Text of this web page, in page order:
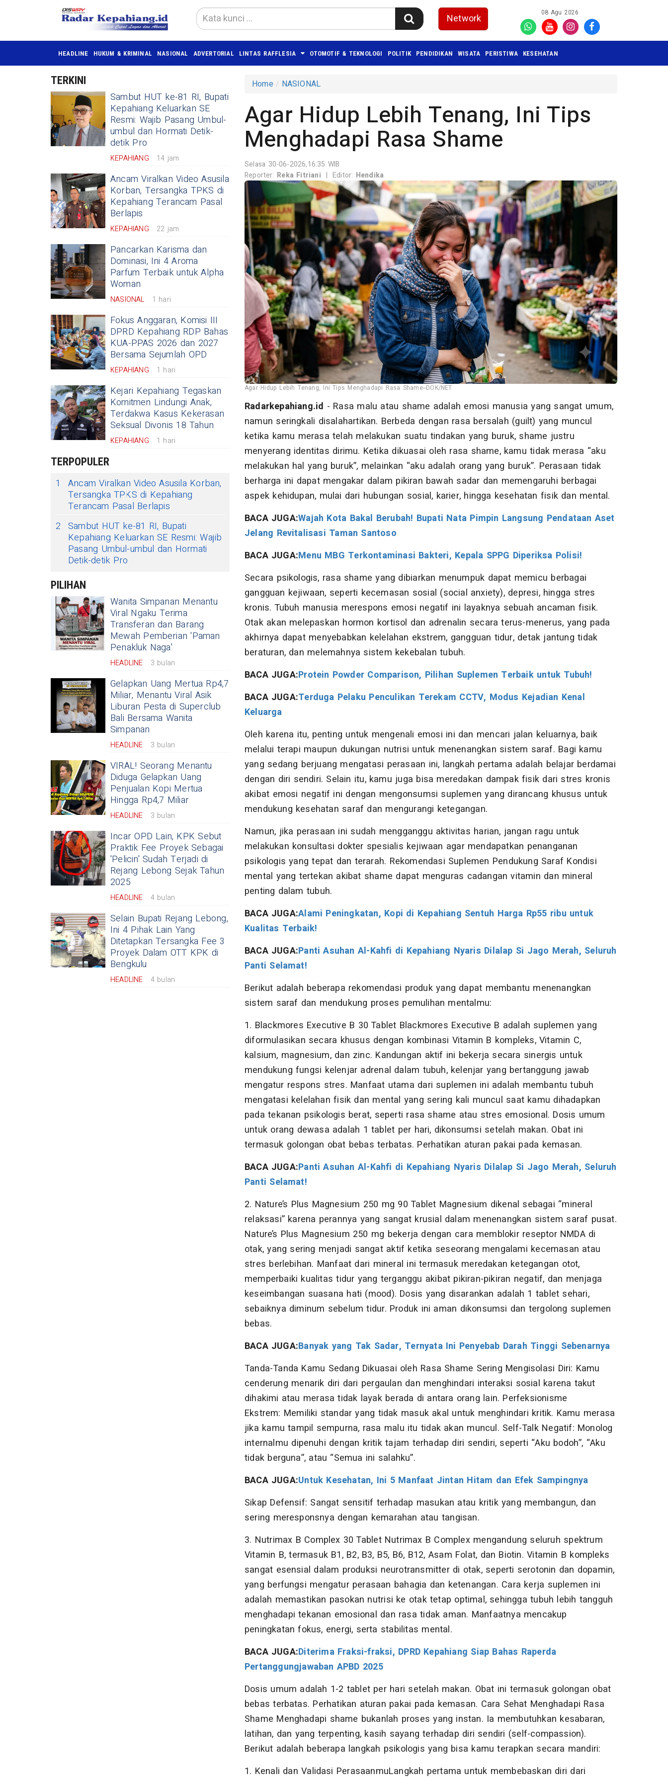
Network 08 Agu 2026
HEADLINE HUKUM & KRIMINAL NASIONAL ADVERTORIAL LINTAS RAFFLESIA OTOMOTIF & TEKNOLOGI POLITIK PENDIDIKAN WISATA PERISTIWA KESEHATAN
TERKINI
Sambut HUT ke-81 RI, Bupati
Kepahiang Keluarkan SE
Resmi: Wajib Pasang Umbul-
umbul dan Hormati Detik-
detik Pro
KEPAHIANG 14 jam
​Ancam Viralkan Video Asusila
Korban, Tersangka TPKS di
Kepahiang Terancam Pasal
Berlapis
KEPAHIANG 22 jam
Pancarkan Karisma dan
Dominasi, Ini 4 Aroma
Parfum Terbaik untuk Alpha
Woman
NASIONAL 1 hari
Fokus Anggaran, Komisi III
DPRD Kepahiang RDP Bahas
KUA-PPAS 2026 dan 2027
Bersama Sejumlah OPD
KEPAHIANG 1 hari
Kejari Kepahiang Tegaskan
Komitmen Lindungi Anak,
Terdakwa Kasus Kekerasan
Seksual Divonis 18 Tahun
KEPAHIANG 1 hari
TERPOPULER
1
​Ancam Viralkan Video Asusila Korban,
Tersangka TPKS di Kepahiang
Terancam Pasal Berlapis
2 Sambut HUT ke-81 RI, Bupati
Kepahiang Keluarkan SE Resmi: Wajib
Pasang Umbul-umbul dan Hormati
Detik-detik Pro
PILIHAN
Wanita Simpanan Menantu
Viral Ngaku Terima
Transferan dan Barang
Mewah Pemberian 'Paman
Penakluk Naga'
HEADLINE 3 bulan
Gelapkan Uang Mertua Rp4,7
Miliar, Menantu Viral Asik
Liburan Pesta di Superclub
Bali Bersama Wanita
Simpanan
HEADLINE 3 bulan
VIRAL! Seorang Menantu
Diduga Gelapkan Uang
Penjualan Kopi Mertua
Hingga Rp4,7 Miliar
HEADLINE 3 bulan
Incar OPD Lain, KPK Sebut
Praktik Fee Proyek Sebagai
'Pelicin' Sudah Terjadi di
Rejang Lebong Sejak Tahun
2025
HEADLINE 4 bulan
Selain Bupati Rejang Lebong,
Ini 4 Pihak Lain Yang
Ditetapkan Tersangka Fee 3
Proyek Dalam OTT KPK di
Bengkulu
HEADLINE 4 bulan
Home NASIONAL
Agar Hidup Lebih Tenang, Ini Tips
Menghadapi Rasa Shame
Selasa 30-06-2026,16:35 WIB
Reporter: Reka Fitriani | Editor: Hendika
Agar Hidup Lebih Tenang, Ini Tips Menghadapi Rasa Shame--DOK/NET
Radarkepahiang.id - Rasa malu atau shame adalah emosi manusia yang sangat umum,
namun seringkali disalahartikan. Berbeda dengan rasa bersalah (guilt) yang muncul
ketika kamu merasa telah melakukan suatu tindakan yang buruk, shame justru
menyerang identitas dirimu. Ketika dikuasai oleh rasa shame, kamu tidak merasa “aku
melakukan hal yang buruk”, melainkan “aku adalah orang yang buruk”. Perasaan tidak
berharga ini dapat mengakar dalam pikiran bawah sadar dan memengaruhi berbagai
aspek kehidupan, mulai dari hubungan sosial, karier, hingga kesehatan fisik dan mental.
BACA JUGA:Wajah Kota Bakal Berubah! Bupati Nata Pimpin Langsung Pendataan Aset
Jelang Revitalisasi Taman Santoso
BACA JUGA:Menu MBG Terkontaminasi Bakteri, Kepala SPPG Diperiksa Polisi!
Secara psikologis, rasa shame yang dibiarkan menumpuk dapat memicu berbagai
gangguan kejiwaan, seperti kecemasan sosial (social anxiety), depresi, hingga stres
kronis. Tubuh manusia merespons emosi negatif ini layaknya sebuah ancaman fisik.
Otak akan melepaskan hormon kortisol dan adrenalin secara terus-menerus, yang pada
akhirnya dapat menyebabkan kelelahan ekstrem, gangguan tidur, detak jantung tidak
beraturan, dan melemahnya sistem kekebalan tubuh.
BACA JUGA:Protein Powder Comparison, Pilihan Suplemen Terbaik untuk Tubuh!
BACA JUGA:Terduga Pelaku Penculikan Terekam CCTV, Modus Kejadian Kenal
Keluarga
Oleh karena itu, penting untuk mengenali emosi ini dan mencari jalan keluarnya, baik
melalui terapi maupun dukungan nutrisi untuk menenangkan sistem saraf. Bagi kamu
yang sedang berjuang mengatasi perasaan ini, langkah pertama adalah belajar berdamai
dengan diri sendiri. Selain itu, kamu juga bisa meredakan dampak fisik dari stres kronis
akibat emosi negatif ini dengan mengonsumsi suplemen yang dirancang khusus untuk
mendukung kesehatan saraf dan mengurangi ketegangan.
Namun, jika perasaan ini sudah mengganggu aktivitas harian, jangan ragu untuk
melakukan konsultasi dokter spesialis kejiwaan agar mendapatkan penanganan
psikologis yang tepat dan terarah. Rekomendasi Suplemen Pendukung Saraf Kondisi
mental yang tertekan akibat shame dapat menguras cadangan vitamin dan mineral
penting dalam tubuh.
BACA JUGA:Alami Peningkatan, Kopi di Kepahiang Sentuh Harga Rp55 ribu untuk
Kualitas Terbaik!
BACA JUGA:Panti Asuhan Al-Kahfi di Kepahiang Nyaris Dilalap Si Jago Merah, Seluruh
Panti Selamat!
Berikut adalah beberapa rekomendasi produk yang dapat membantu menenangkan
sistem saraf dan mendukung proses pemulihan mentalmu:
1. Blackmores Executive B 30 Tablet Blackmores Executive B adalah suplemen yang
diformulasikan secara khusus dengan kombinasi Vitamin B kompleks, Vitamin C,
kalsium, magnesium, dan zinc. Kandungan aktif ini bekerja secara sinergis untuk
mendukung fungsi kelenjar adrenal dalam tubuh, kelenjar yang bertanggung jawab
mengatur respons stres. Manfaat utama dari suplemen ini adalah membantu tubuh
mengatasi kelelahan fisik dan mental yang sering kali muncul saat kamu dihadapkan
pada tekanan psikologis berat, seperti rasa shame atau stres emosional. Dosis umum
untuk orang dewasa adalah 1 tablet per hari, dikonsumsi setelah makan. Obat ini
termasuk golongan obat bebas terbatas. Perhatikan aturan pakai pada kemasan.
BACA JUGA:Panti Asuhan Al-Kahfi di Kepahiang Nyaris Dilalap Si Jago Merah, Seluruh
Panti Selamat!
2. Nature’s Plus Magnesium 250 mg 90 Tablet Magnesium dikenal sebagai “mineral
relaksasi” karena perannya yang sangat krusial dalam menenangkan sistem saraf pusat.
Nature’s Plus Magnesium 250 mg bekerja dengan cara memblokir reseptor NMDA di
otak, yang sering menjadi sangat aktif ketika seseorang mengalami kecemasan atau
stres berlebihan. Manfaat dari mineral ini termasuk meredakan ketegangan otot,
memperbaiki kualitas tidur yang terganggu akibat pikiran-pikiran negatif, dan menjaga
keseimbangan suasana hati (mood). Dosis yang disarankan adalah 1 tablet sehari,
sebaiknya diminum sebelum tidur. Produk ini aman dikonsumsi dan tergolong suplemen
bebas.
BACA JUGA:Banyak yang Tak Sadar, Ternyata Ini Penyebab Darah Tinggi Sebenarnya
Tanda-Tanda Kamu Sedang Dikuasai oleh Rasa Shame Sering Mengisolasi Diri: Kamu
cenderung menarik diri dari pergaulan dan menghindari interaksi sosial karena takut
dihakimi atau merasa tidak layak berada di antara orang lain. Perfeksionisme
Ekstrem: Memiliki standar yang tidak masuk akal untuk menghindari kritik. Kamu merasa
jika kamu tampil sempurna, rasa malu itu tidak akan muncul. Self-Talk Negatif: Monolog
internalmu dipenuhi dengan kritik tajam terhadap diri sendiri, seperti “Aku bodoh”, “Aku
tidak berguna”, atau “Semua ini salahku”.
BACA JUGA:Untuk Kesehatan, Ini 5 Manfaat Jintan Hitam dan Efek Sampingnya
Sikap Defensif: Sangat sensitif terhadap masukan atau kritik yang membangun, dan
sering meresponsnya dengan kemarahan atau tangisan.
3. Nutrimax B Complex 30 Tablet Nutrimax B Complex mengandung seluruh spektrum
Vitamin B, termasuk B1, B2, B3, B5, B6, B12, Asam Folat, dan Biotin. Vitamin B kompleks
sangat esensial dalam produksi neurotransmitter di otak, seperti serotonin dan dopamin,
yang berfungsi mengatur perasaan bahagia dan ketenangan. Cara kerja suplemen ini
adalah memastikan pasokan nutrisi ke otak tetap optimal, sehingga tubuh lebih tangguh
menghadapi tekanan emosional dan rasa tidak aman. Manfaatnya mencakup
peningkatan fokus, energi, serta stabilitas mental.
BACA JUGA:Diterima Fraksi-fraksi, DPRD Kepahiang Siap Bahas Raperda
Pertanggungjawaban APBD 2025
Dosis umum adalah 1-2 tablet per hari setelah makan. Obat ini termasuk golongan obat
bebas terbatas. Perhatikan aturan pakai pada kemasan. Cara Sehat Menghadapi Rasa
Shame Menghadapi shame bukanlah proses yang instan. Ia membutuhkan kesabaran,
latihan, dan yang terpenting, kasih sayang terhadap diri sendiri (self-compassion).
Berikut adalah beberapa langkah psikologis yang bisa kamu terapkan secara mandiri:
1. Kenali dan Validasi PerasaanmuLangkah pertama untuk membebaskan diri dari